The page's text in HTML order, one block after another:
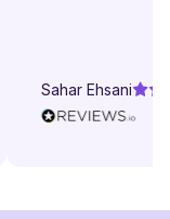
Sahar Ehsani